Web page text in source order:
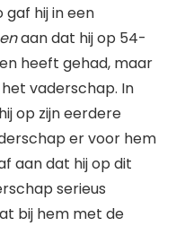
gaf hij in een
aan dat hij op 54-
heeft gehad, maar
vaderschap. In
op zijn eerdere
er voor hem
aan dat hij op dit
serieus
bij hem met de